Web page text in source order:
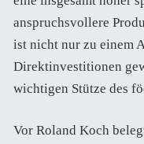
anspruchsvollere
ist nicht nur zu einem
Direktinvestitionen
wichtigen Stütze des
Vor Roland Koch